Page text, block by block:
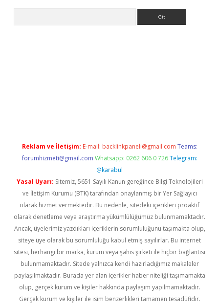
Reklam ve İletişim: E-mail: backlinkpaneli@gmail.com Teams:
forumhizmeti@gmail.com Whatsapp: 0262 606 0 726 Telegram:
@karabul
Yasal Uyarı: Sitemiz, 5651 Sayılı Kanun gereğince Bilgi Teknolojileri
ve İletişim Kurumu (BTK) tarafından onaylanmış bir Yer Sağlayıcı
olarak hizmet vermektedir. Bu nedenle, sitedeki içerikleri proaktif
olarak denetleme veya araştırma yükümlülüğümüz bulunmamaktadır.
Ancak, üyelerimiz yazdıkları içeriklerin sorumluluğunu taşımakta olup,
siteye üye olarak bu sorumluluğu kabul etmiş sayılırlar. Bu internet
sitesi, herhangi bir marka, kurum veya şahıs şirketi ile hiçbir bağlantısı
bulunmamaktadır. Sitede yalnızca kendi hazırladığımız makaleler
paylaşılmaktadır. Burada yer alan içerikler haber niteliği taşımamakta
olup, gerçek kurum ve kişiler hakkında paylaşım yapılmamaktadır.
Gerçek kurum ve kişiler ile isim benzerlikleri tamamen tesadüfidir.